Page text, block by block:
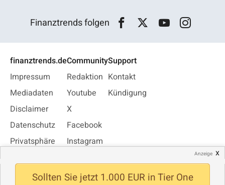
Anzeige x
Sollten Sie jetzt 1.000 EUR in Tier One
Finanztrends folgen
finanztrends.de
Impressum
Mediadaten
Disclaimer
Datenschutz
Privatsphäre
Newsletter
Community
Redaktion
Youtube
X
Facebook
Instagram
Support
Kontakt
Kündigung